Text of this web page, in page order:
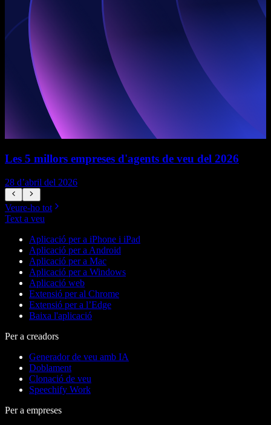
Les 5 millors empreses d'agents de veu del 2026
28 d’abril del 2026
Veure-ho tot
Text a veu
Aplicació per a iPhone i iPad
Aplicació per a Android
Aplicació per a Mac
Aplicació per a Windows
Aplicació web
Extensió per al Chrome
Extensió per a l’Edge
Baixa l'aplicació
Per a creadors
Generador de veu amb IA
Doblament
Clonació de veu
Speechify Work
Per a empreses